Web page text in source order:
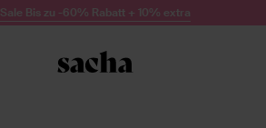
Sale Bis zu -60% Rabatt + 10% extra